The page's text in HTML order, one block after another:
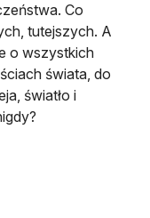
Co
tutejszych. A
o wszystkich
świata, do
światło i